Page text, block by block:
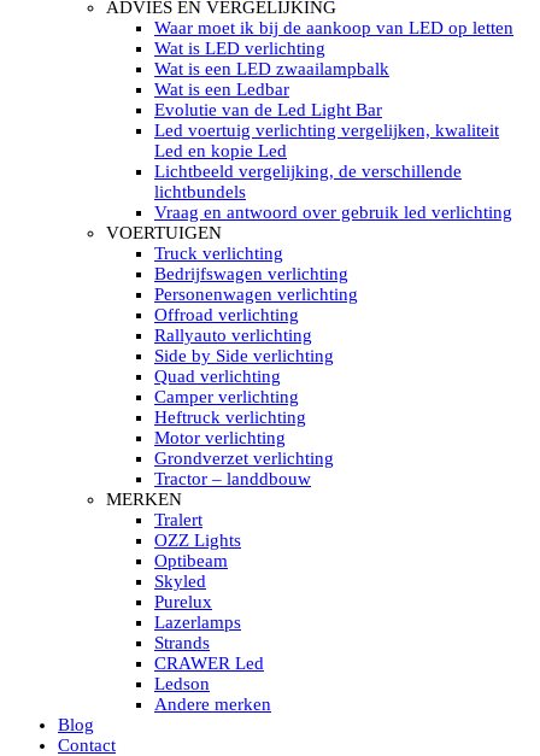
Led koplampen tractoren
Subcategorieën Led koplampen
LED ZOEKLICHT
Electrische Led zoeklamp Allremote
Electrisch Led zoeklicht Golight
Marinco Roestvrijstaal Led zoeklicht
Elektrisch Led zoeklicht diverse
Led zoeklamp accessoires ALLremote
Led zoeklicht 230V
Subcategorieën Led zoeklichten
HELLA MARINE LED
Sea Hawk – Light Bars
Sea Hawk – Light Bars – Edge Light
Sea Hawk – Work Lights
RokLUME Led werklampen
HypaLUME Led werklampen
Subcategorieën Hella Marine Led
LED STRIPS
Led strip flexibel Click & Go
Led strip RGB op rol
Led strip IP68 waterdicht
Led strip kleur wit
Led strips Vantage
Led strip met ingebouwde accu
Subcategorieën Led strips
LED INTERIEUR VERLICHTING
Led verlichting interieur PIR / Touch
LED Armatuur met Strip 220V
Led strips
Subcategorieën Led interieur
PORTABLE ACCU LED LAMP
Led hoofdlamp
Camping led verlichting
Led zaklamp
Accu werklamp
ADVIES EN VERGELIJKING
Waar moet ik bij de aankoop van LED op letten
Wat is LED verlichting
Wat is een LED zwaailampbalk
Wat is een Ledbar
Evolutie van de Led Light Bar
Led voertuig verlichting vergelijken, kwaliteit
Led en kopie Led
Lichtbeeld vergelijking, de verschillende
lichtbundels
Vraag en antwoord over gebruik led verlichting
VOERTUIGEN
Truck verlichting
Bedrijfswagen verlichting
Personenwagen verlichting
Offroad verlichting
Rallyauto verlichting
Side by Side verlichting
Quad verlichting
Camper verlichting
Heftruck verlichting
Motor verlichting
Grondverzet verlichting
Tractor – landdbouw
MERKEN
Tralert
OZZ Lights
Optibeam
Skyled
Purelux
Lazerlamps
Strands
CRAWER Led
Ledson
Andere merken
Blog
Contact